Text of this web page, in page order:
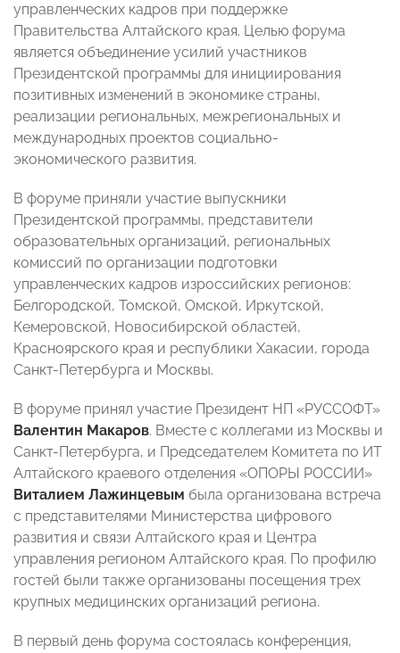
управленческих кадров при поддержке
Правительства Алтайского края. Целью форума
является объединение усилий участников
Президентской программы для инициирования
позитивных изменений в экономике страны,
реализации региональных, межрегиональных и
международных проектов социально-
экономического развития.
В форуме приняли участие выпускники
Президентской программы, представители
образовательных организаций, региональных
комиссий по организации подготовки
управленческих кадров изроссийских регионов:
Белгородской, Томской, Омской, Иркутской,
Кемеровской, Новосибирской областей,
Красноярского края и республики Хакасии, города
Санкт-Петербурга и Москвы.
В форуме принял участие Президент НП «РУССОФТ»
Валентин Макаров. Вместе с коллегами из Москвы и
Санкт-Петербурга, и Председателем Комитета по ИТ
Алтайского краевого отделения «ОПОРЫ РОССИИ»
Виталием Лажинцевым была организована встреча
с представителями Министерства цифрового
развития и связи Алтайского края и Центра
управления регионом Алтайского края. По профилю
гостей были также организованы посещения трех
крупных медицинских организаций региона.
В первый день форума состоялась конференция,